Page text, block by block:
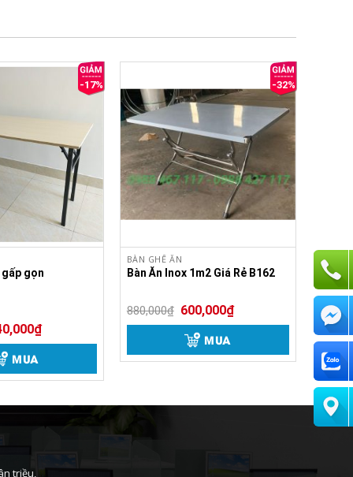
-17%
gấp gọn
₫
MUA
-32%
BÀN GHẾ ĂN
Bàn Ăn Inox 1m2 Giá Rẻ B162
880,000₫ 600,000₫
MUA
triều,